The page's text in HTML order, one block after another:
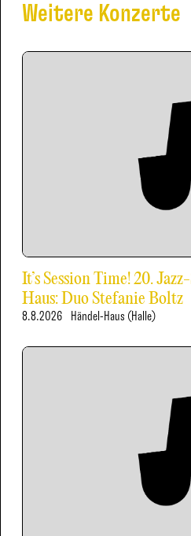
Weitere Konzerte
It’s Session Time! 20.
Haus: Duo Stefanie Boltz
8.8.2026 Händel-Haus (Halle)